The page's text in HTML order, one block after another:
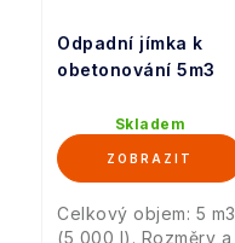
Odpadní jímka k
obetonování 5m3
Skladem
Celkový objem: 5 m3
(5 000 l). Rozměry a